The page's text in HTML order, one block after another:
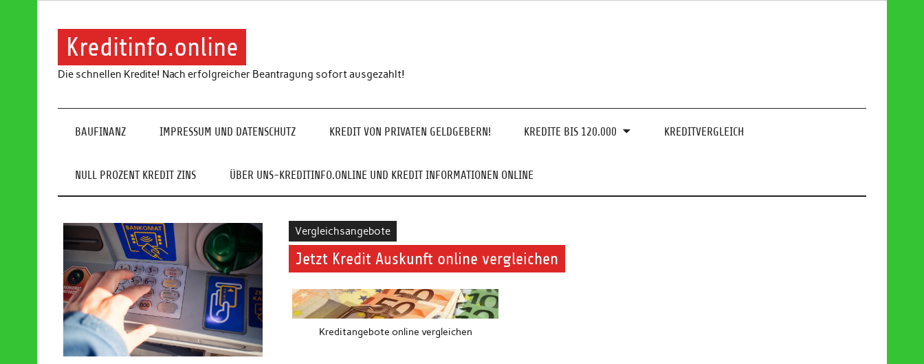
Kreditinfo.online
Die schnellen Kredite! Nach erfolgreicher Beantragung sofort ausgezahlt!
BAUFINANZ IMPRESSUM UND DATENSCHUTZ KREDIT VON PRIVATEN GELDGEBERN! KREDITE BIS 120.000 KREDITVERGLEICH
NULL PROZENT KREDIT ZINS ÜBER UNS-KREDITINFO.ONLINE UND KREDIT INFORMATIONEN ONLINE
Vergleichsangebote
Jetzt Kredit Auskunft online vergleichen
Kreditangebote online vergleichen